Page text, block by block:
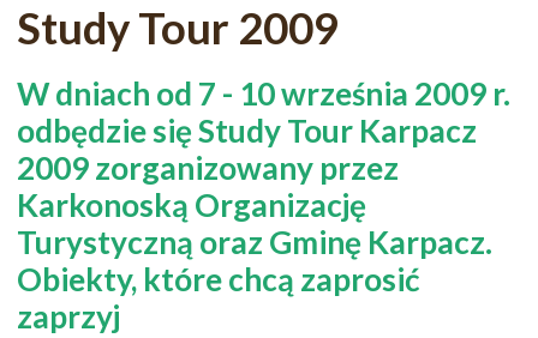
Study Tour 2009
W dniach od 7 - 10 września 2009 r.
odbędzie się Study Tour Karpacz
2009 zorganizowany przez
Karkonoską Organizację
Turystyczną oraz Gminę Karpacz.
Obiekty, które chcą zaprosić
zaprzyj